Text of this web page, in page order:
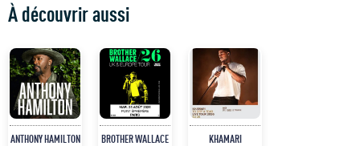
À découvrir aussi
ANTHONY HAMILTON BROTHER WALLACE KHAMARI